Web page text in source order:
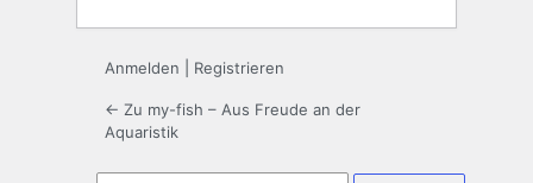
Anmelden Registrieren
← Zu my-fish – Aus Freude an der
Aquaristik